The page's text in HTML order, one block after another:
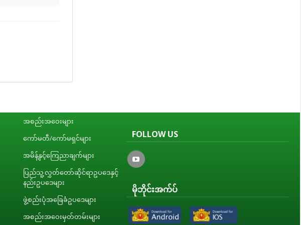
အစည်းအဝေးများ
ကော်မတီ/ကော်မရှင်များ
အမိန့်နှင့်ကြေညာချက်များ
ပြည်သူ့လွှတ်တော်ဆိုင်ရာဥပဒေနှင့်
နည်းဥပဒေများ
ဖွဲ့စည်းပုံအခြေခံဥပဒေများ
အစည်းအဝေးမှတ်တမ်းများ
FOLLOW US
မိုဘိုင်းအက်ပ်